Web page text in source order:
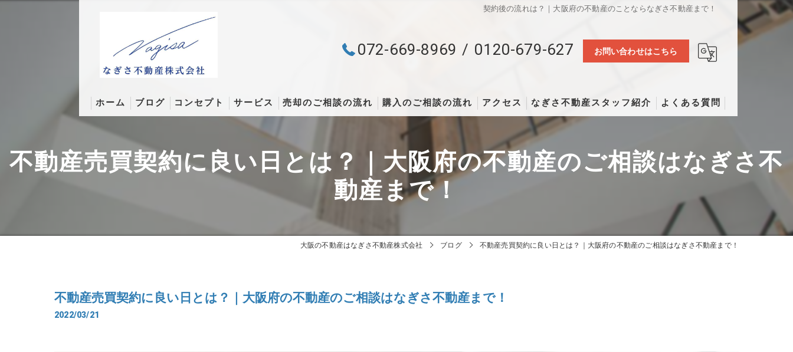
契約後の流れは？｜大阪府の不動産のことならなぎさ不動産まで！
072-669-8969 0120-679-627 お問い合わせはこちら
ホーム ブログ
そんなとこまでコラム
コンセプト サービス 売却のご相談の流れ 購入のご相談の流れ アクセス なぎさ不動産スタッフ紹介 よくある質問
不動産売買契約に良い日とは？｜大阪府の不動産のご相談はなぎさ不
動産まで！
大阪の不動産はなぎさ不動産株式会社 ブログ 不動産売買契約に良い日とは？｜大阪府の不動産のご相談はなぎさ不動産まで！
不動産売買契約に良い日とは？｜大阪府の不動産のご相談はなぎさ不動産まで！
2022/03/21